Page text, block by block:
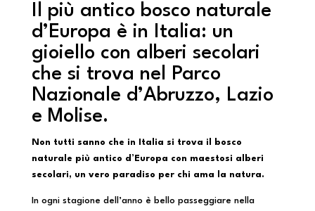
Il più antico bosco naturale
d’Europa è in Italia: un
gioiello con alberi secolari
che si trova nel Parco
Nazionale d’Abruzzo, Lazio
e Molise.
Non tutti sanno che in Italia si trova il bosco
naturale più antico d’Europa con maestosi alberi
secolari, un vero paradiso per chi ama la natura.
In ogni stagione dell’anno è bello passeggiare nella